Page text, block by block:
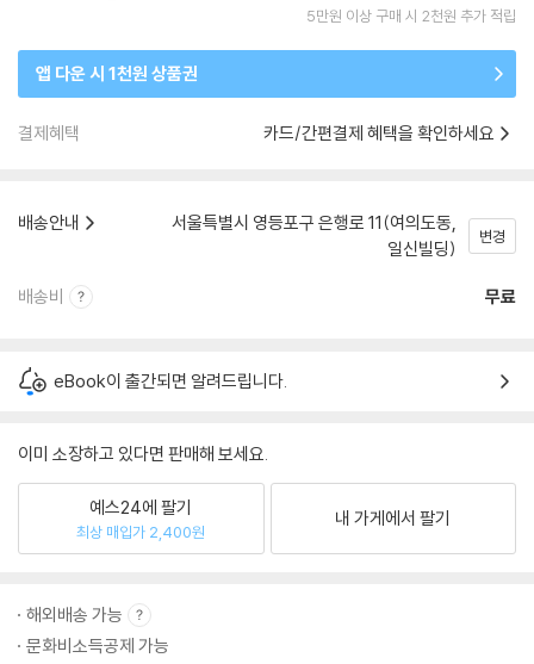
5만원 이상 구매 시 2천원 추가 적립
앱 다운 시 1천원 상품권
결제혜택 카드/간편결제 혜택을 확인하세요
배송안내
서울특별시 영등포구 은행로 11(여의도동,
일신빌딩)
변경
배송비 무료
eBook이 출간되면 알려드립니다.
이미 소장하고 있다면 판매해 보세요.
예스24에 팔기
최상 매입가 2,400원
내 가게에서 팔기
해외배송 가능
문화비소득공제 가능